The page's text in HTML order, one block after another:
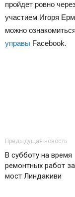
пройдет ровно
участием Игоря
можно
управы Facebook.
Предыдущая новость
В субботу на время
ремонтных работ
мост Линдакиви